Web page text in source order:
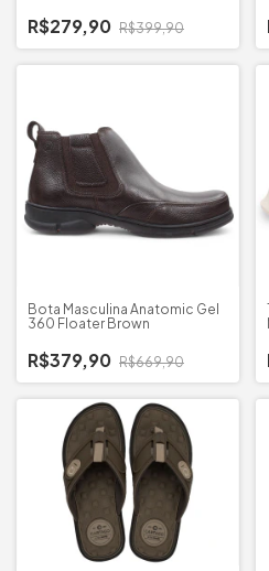
R$279,90 R$399,90
Bota Masculina Anatomic Gel
360 Floater Brown
R$379,90 R$669,90